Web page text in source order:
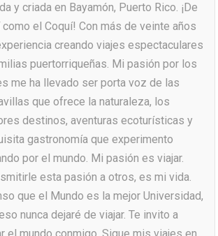
y criada en Bayamón, Puerto Rico. ¡De
como el Coquí! Con más de veinte años
creando viajes espectaculares
puertorriqueñas. Mi pasión por los
me ha llevado ser porta voz de las
que ofrece la naturaleza, los
destinos, aventuras ecoturísticas y
gastronomía que experimento
por el mundo. Mi pasión es viajar.
esta pasión a otros, es mi vida.
que el Mundo es la mejor Universidad,
nunca dejaré de viajar. Te invito a